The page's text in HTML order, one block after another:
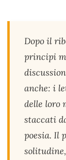
Dopo il
principi
anche: i
delle loro
staccati
poesia. Il